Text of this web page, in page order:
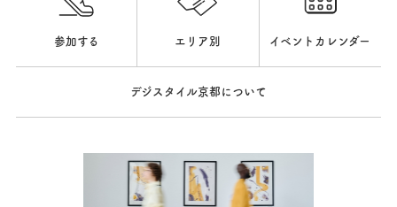
参加する エリア別 イベントカレンダー
デジスタイル京都について